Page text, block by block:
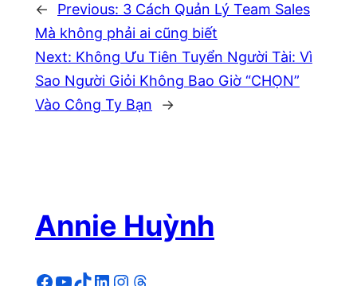
← Previous: 3 Cách Quản Lý Team Sales
Mà không phải ai cũng biết
Next: Không Ưu Tiên Tuyển Người Tài: Vì
Sao Người Giỏi Không Bao Giờ “CHỌN”
Vào Công Ty Bạn
→
Annie Huỳnh
Facebook YouTube TikTok LinkedIn Instagram Threads